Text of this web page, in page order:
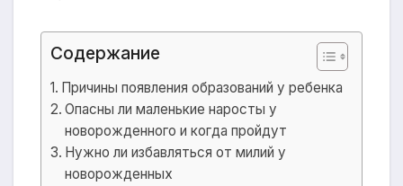
Содержание
Причины появления образований у ребенка
Опасны ли маленькие наросты у
новорожденного и когда пройдут
Нужно ли избавляться от милий у
новорожденных